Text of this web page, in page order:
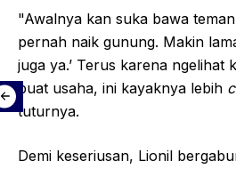
"Awalnya kan suka bawa
pernah naik gunung. Makin
juga ya.’ Terus karena ngelihat
buat usaha, ini kayaknya lebih
tuturnya.
Demi keseriusan, Lionil